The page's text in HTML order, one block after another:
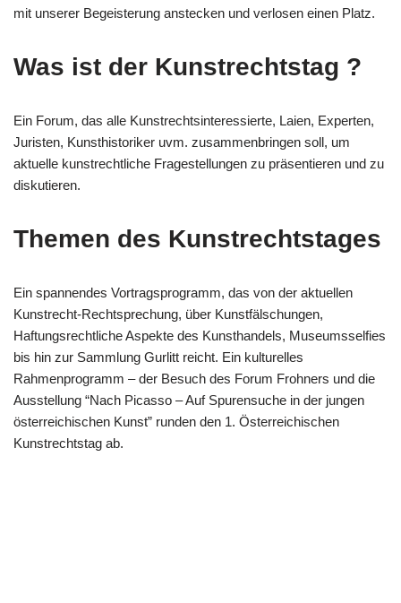
mit unserer Begeisterung anstecken und verlosen einen Platz.
Was ist der Kunstrechtstag ?
Ein Forum, das alle Kunstrechtsinteressierte, Laien, Experten,
Juristen, Kunsthistoriker uvm. zusammenbringen soll, um
aktuelle kunstrechtliche Fragestellungen zu präsentieren und zu
diskutieren.
Themen des Kunstrechtstages
Ein spannendes Vortragsprogramm, das von der aktuellen
Kunstrecht-Rechtsprechung, über Kunstfälschungen,
Haftungsrechtliche Aspekte des Kunsthandels, Museumsselfies
bis hin zur Sammlung Gurlitt reicht. Ein kulturelles
Rahmenprogramm – der Besuch des Forum Frohners und die
Ausstellung “Nach Picasso – Auf Spurensuche in der jungen
österreichischen Kunst” runden den 1. Österreichischen
Kunstrechtstag ab.